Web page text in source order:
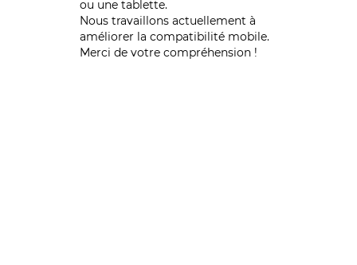
ou une tablette.
Nous travaillons actuellement à
améliorer la compatibilité mobile.
Merci de votre compréhension !